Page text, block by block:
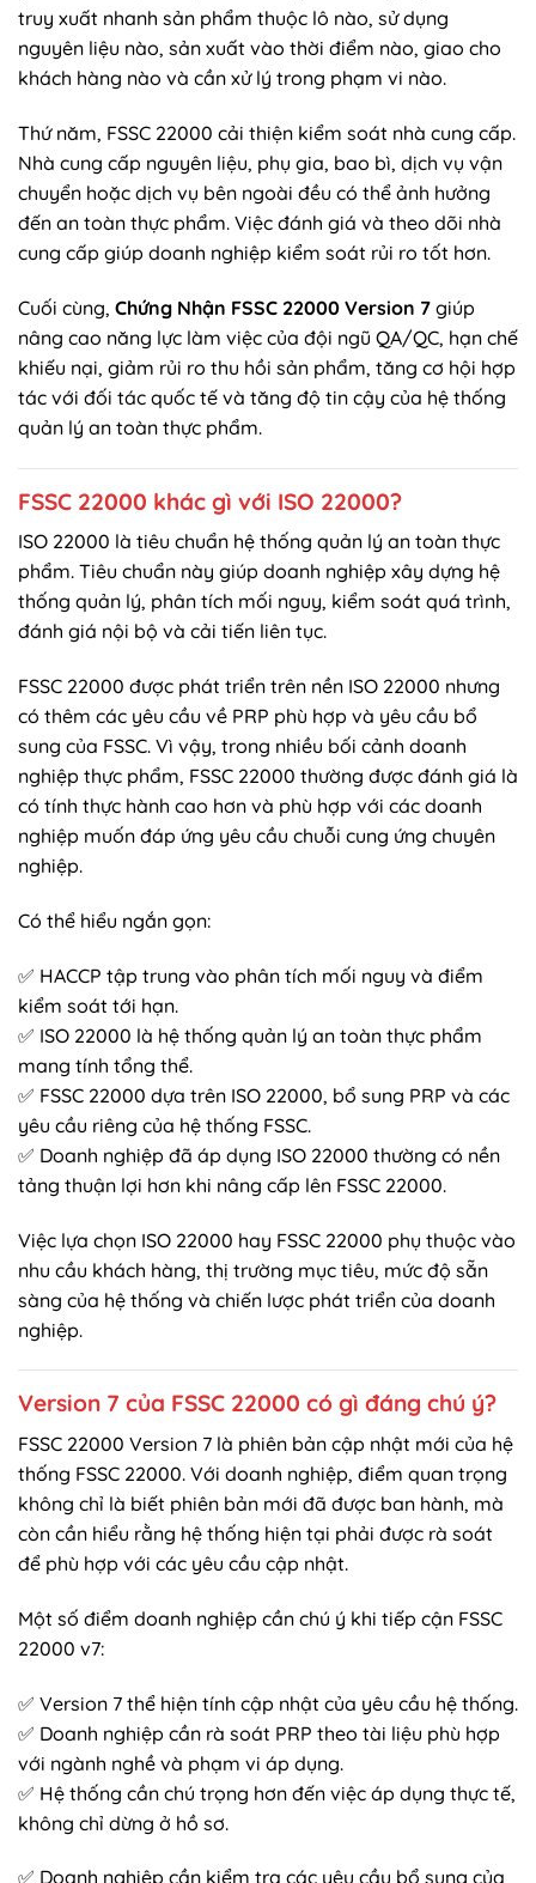
truy xuất nhanh sản phẩm thuộc lô nào, sử dụng
nguyên liệu nào, sản xuất vào thời điểm nào, giao cho
khách hàng nào và cần xử lý trong phạm vi nào.
Thứ năm, FSSC 22000 cải thiện kiểm soát nhà cung cấp.
Nhà cung cấp nguyên liệu, phụ gia, bao bì, dịch vụ vận
chuyển hoặc dịch vụ bên ngoài đều có thể ảnh hưởng
đến an toàn thực phẩm. Việc đánh giá và theo dõi nhà
cung cấp giúp doanh nghiệp kiểm soát rủi ro tốt hơn.
Cuối cùng, Chứng Nhận FSSC 22000 Version 7 giúp
nâng cao năng lực làm việc của đội ngũ QA/QC, hạn chế
khiếu nại, giảm rủi ro thu hồi sản phẩm, tăng cơ hội hợp
tác với đối tác quốc tế và tăng độ tin cậy của hệ thống
quản lý an toàn thực phẩm.
FSSC 22000 khác gì với ISO 22000?
ISO 22000 là tiêu chuẩn hệ thống quản lý an toàn thực
phẩm. Tiêu chuẩn này giúp doanh nghiệp xây dựng hệ
thống quản lý, phân tích mối nguy, kiểm soát quá trình,
đánh giá nội bộ và cải tiến liên tục.
FSSC 22000 được phát triển trên nền ISO 22000 nhưng
có thêm các yêu cầu về PRP phù hợp và yêu cầu bổ
sung của FSSC. Vì vậy, trong nhiều bối cảnh doanh
nghiệp thực phẩm, FSSC 22000 thường được đánh giá là
có tính thực hành cao hơn và phù hợp với các doanh
nghiệp muốn đáp ứng yêu cầu chuỗi cung ứng chuyên
nghiệp.
Có thể hiểu ngắn gọn:
✅ HACCP tập trung vào phân tích mối nguy và điểm
kiểm soát tới hạn.
✅ ISO 22000 là hệ thống quản lý an toàn thực phẩm
mang tính tổng thể.
✅ FSSC 22000 dựa trên ISO 22000, bổ sung PRP và các
yêu cầu riêng của hệ thống FSSC.
✅ Doanh nghiệp đã áp dụng ISO 22000 thường có nền
tảng thuận lợi hơn khi nâng cấp lên FSSC 22000.
Việc lựa chọn ISO 22000 hay FSSC 22000 phụ thuộc vào
nhu cầu khách hàng, thị trường mục tiêu, mức độ sẵn
sàng của hệ thống và chiến lược phát triển của doanh
nghiệp.
Version 7 của FSSC 22000 có gì đáng chú ý?
FSSC 22000 Version 7 là phiên bản cập nhật mới của hệ
thống FSSC 22000. Với doanh nghiệp, điểm quan trọng
không chỉ là biết phiên bản mới đã được ban hành, mà
còn cần hiểu rằng hệ thống hiện tại phải được rà soát
để phù hợp với các yêu cầu cập nhật.
Một số điểm doanh nghiệp cần chú ý khi tiếp cận FSSC
22000 v7:
✅ Version 7 thể hiện tính cập nhật của yêu cầu hệ thống.
✅ Doanh nghiệp cần rà soát PRP theo tài liệu phù hợp
với ngành nghề và phạm vi áp dụng.
✅ Hệ thống cần chú trọng hơn đến việc áp dụng thực tế,
không chỉ dừng ở hồ sơ.
✅ Doanh nghiệp cần kiểm tra các yêu cầu bổ sung của